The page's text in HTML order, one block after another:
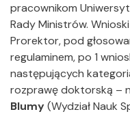
pracownikom
Rady Ministrów.
Prorektor, pod
regulaminem, po 1
następujących
rozprawę doktorską –
Blumy(Wydział Nauk